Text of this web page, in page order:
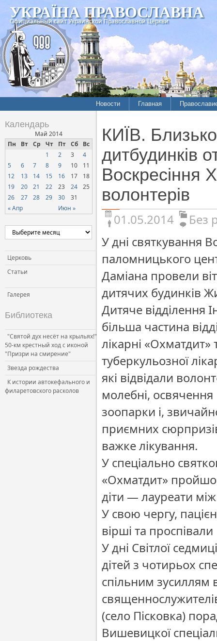
УКРАЇНА ПРАВОСЛАВНА
Официальный сайт Украинской Православной Церкви
Новости Главная
Календарь
Май 2014
Пн
Вт Ср Чт Пт Сб Вс
« Апр Июн »
1 2 3
4
5
6 7 8 9 10
11
12
13 14 15 16 17
18
19
20 21 22 23 24
25
26
27 28 29 30 31
Церковь
Статьи
Галерея
Библиотека
"Святой дух несёт на крыльях!"
50-км крестный ход с иконой
"Призри на смирение"
Звезда рождества
К истории автокефального и
филаретовского расколов
КИЇВ.
дитбудинків
Воскресіння
волонтерів
01.05.2014
Без
У дні святкування
паломницького
Даміана провели
дитячих будинків
Дитяче відділення
більша частина
лікарні «Охматдит»
туберкульозної
які відвідали
молебні, освячення
зоопарки і,
приємних
важке лікування.
У спеціально
«Охматдит»
діти — лауреати
У свою чергу,
вірші та проспівали
У дні Світлої
дітей з чотирьох
спільним зусиллям
(село Пісковка)
Вишевицкої